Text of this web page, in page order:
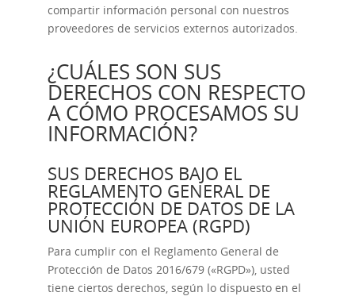
compartir información personal con nuestros
proveedores de servicios externos autorizados.
¿CUÁLES SON SUS
DERECHOS CON RESPECTO
A CÓMO PROCESAMOS SU
INFORMACIÓN?
SUS DERECHOS BAJO EL
REGLAMENTO GENERAL DE
PROTECCIÓN DE DATOS DE LA
UNIÓN EUROPEA (RGPD)
Para cumplir con el Reglamento General de
Protección de Datos 2016/679 («RGPD»), usted
tiene ciertos derechos, según lo dispuesto en el